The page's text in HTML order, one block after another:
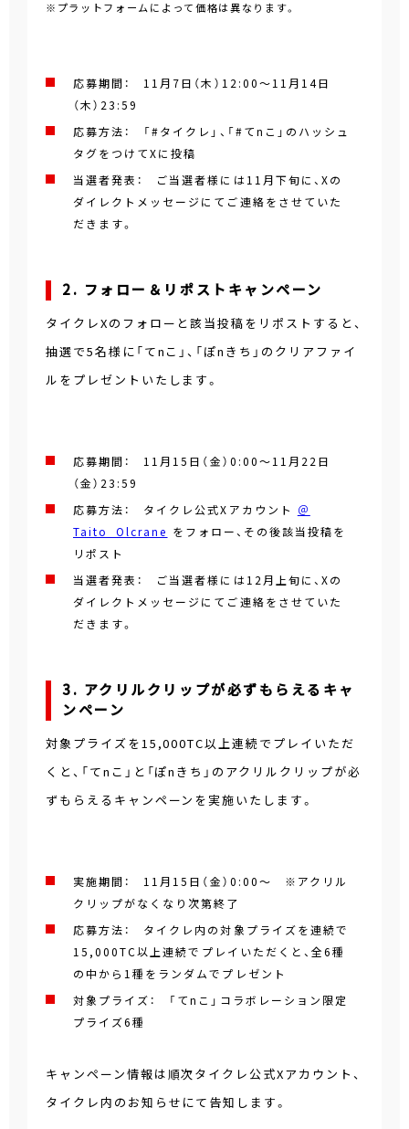
※プラットフォームによって価格は異なります。
応募期間： 11月7日（木）12:00～11月14日
（木）23:59
応募方法： 「#タイクレ」、「#てnこ」のハッシュ
タグをつけてXに投稿
当選者発表： ご当選者様には11月下旬に、Xの
ダイレクトメッセージにてご連絡をさせていた
だきます。
2. フォロー＆リポストキャンペーン
タイクレXのフォローと該当投稿をリポストすると、
抽選で5名様に「てnこ」、「ぽnきち」のクリアファイ
ルをプレゼントいたします。
応募期間： 11月15日（金）0:00～11月22日
（金）23:59
応募方法： タイクレ公式Xアカウント ＠
Taito_Olcrane をフォロー、その後該当投稿を
リポスト
当選者発表： ご当選者様には12月上旬に、Xの
ダイレクトメッセージにてご連絡をさせていた
だきます。
3. アクリルクリップが必ずもらえるキャ
ンペーン
対象プライズを15,000TC以上連続でプレイいただ
くと、「てnこ」と「ぽnきち」のアクリルクリップが必
ずもらえるキャンペーンを実施いたします。
実施期間： 11月15日（金）0:00～ ※アクリル
クリップがなくなり次第終了
応募方法： タイクレ内の対象プライズを連続で
15,000TC以上連続でプレイいただくと、全6種
の中から1種をランダムでプレゼント
対象プライズ： 「てnこ」コラボレーション限定
プライズ6種
キャンペーン情報は順次タイクレ公式Xアカウント、
タイクレ内のお知らせにて告知します。